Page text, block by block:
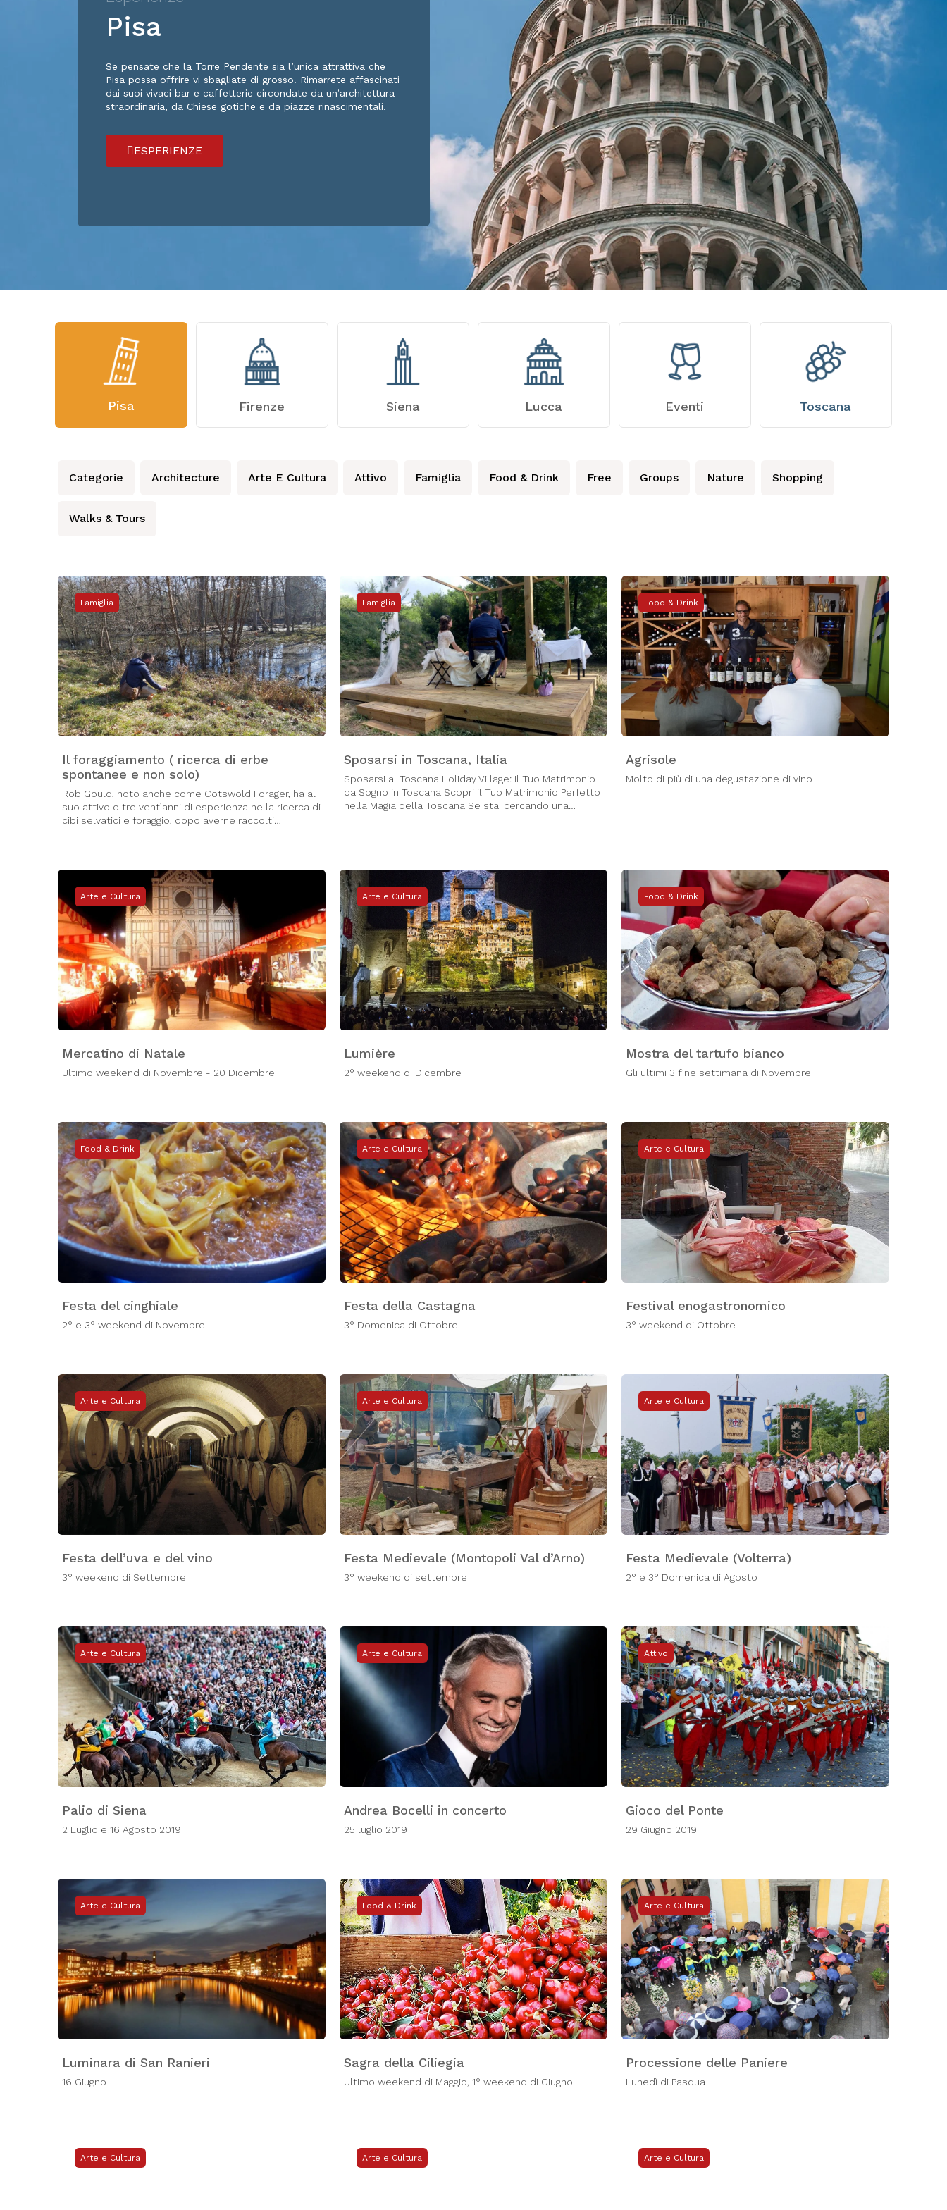
Pisa
Se pensate che la Torre Pendente sia l’unica attrattiva che
Pisa possa offrire vi sbagliate di grosso. Rimarrete affascinati
dai suoi vivaci bar e caffetterie circondate da un’architettura
straordinaria, da Chiese gotiche e da piazze rinascimentali.
ESPERIENZE
Pisa Firenze Siena Lucca Eventi Toscana
Categorie Architecture Arte E Cultura Attivo Famiglia Food & Drink Free Groups Nature Shopping
Walks & Tours
Famiglia
Il foraggiamento ( ricerca di erbe
spontanee e non solo)
Rob Gould, noto anche come Cotswold Forager, ha al
suo attivo oltre vent’anni di esperienza nella ricerca di
cibi selvatici e foraggio, dopo averne raccolti…
Famiglia
Sposarsi in Toscana, Italia
Sposarsi al Toscana Holiday Village: Il Tuo Matrimonio
da Sogno in Toscana Scopri il Tuo Matrimonio Perfetto
nella Magia della Toscana Se stai cercando una…
Food & Drink
Agrisole
Molto di più di una degustazione di vino
Arte e Cultura
Mercatino di Natale
Ultimo weekend di Novembre - 20 Dicembre
Arte e Cultura
Lumière
2° weekend di Dicembre
Food & Drink
Mostra del tartufo bianco
Gli ultimi 3 fine settimana di Novembre
Food & Drink
Festa del cinghiale
2° e 3° weekend di Novembre
Arte e Cultura
Festa della Castagna
3° Domenica di Ottobre
Arte e Cultura
Festival enogastronomico
3° weekend di Ottobre
Arte e Cultura
Festa dell’uva e del vino
3° weekend di Settembre
Arte e Cultura
Festa Medievale (Montopoli Val d’Arno)
3° weekend di settembre
Arte e Cultura
Festa Medievale (Volterra)
2° e 3° Domenica di Agosto
Arte e Cultura
Palio di Siena
2 Luglio e 16 Agosto 2019
Arte e Cultura
Andrea Bocelli in concerto
25 luglio 2019
Attivo
Gioco del Ponte
29 Giugno 2019
Arte e Cultura
Luminara di San Ranieri
16 Giugno
Food & Drink
Sagra della Ciliegia
Ultimo weekend di Maggio, 1° weekend di Giugno
Arte e Cultura
Processione delle Paniere
Lunedì di Pasqua
Arte e Cultura Arte e Cultura Arte e Cultura